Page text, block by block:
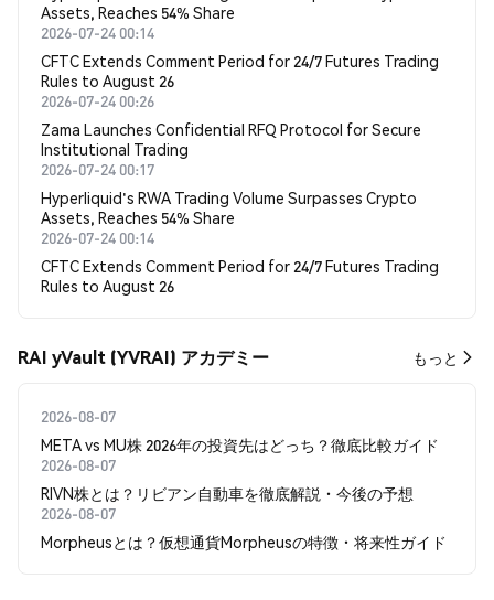
Assets, Reaches 54% Share
2026-07-24 00:14
CFTC Extends Comment Period for 24/7 Futures Trading
Rules to August 26
2026-07-24 00:26
Zama Launches Confidential RFQ Protocol for Secure
Institutional Trading
2026-07-24 00:17
Hyperliquid's RWA Trading Volume Surpasses Crypto
Assets, Reaches 54% Share
2026-07-24 00:14
CFTC Extends Comment Period for 24/7 Futures Trading
Rules to August 26
RAI yVault (YVRAI) アカデミー もっと
2026-08-07
META vs MU株 2026年の投資先はどっち？徹底比較ガイド
2026-08-07
RIVN株とは？リビアン自動車を徹底解説・今後の予想
2026-08-07
Morpheusとは？仮想通貨Morpheusの特徴・将来性ガイド